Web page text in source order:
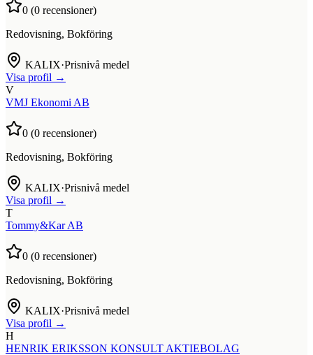
0 (0 recensioner)
Redovisning, Bokföring
KALIX·Prisnivå medel
Visa profil →
V
VMJ Ekonomi AB
0 (0 recensioner)
Redovisning, Bokföring
KALIX·Prisnivå medel
Visa profil →
T
Tommy&Kar AB
0 (0 recensioner)
Redovisning, Bokföring
KALIX·Prisnivå medel
Visa profil →
H
HENRIK ERIKSSON KONSULT AKTIEBOLAG